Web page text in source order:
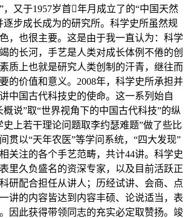
，又于1957岁首年月成立了的“中国天然
逐步成长成为的研究所。科学史所虽然规
，也很主要。这是由于我一直认为：科学
的长河，手艺是人类对成长体例不倦的创
质上也就是研究人类创制的汗青，继往而
的价值和意义。2008年，科学史所承担并
中国古代科技史的使命。这一系列始自
说”取“世界视角下的中国古代科技”的纵
史上若干理论问题取李约瑟难题”做了些比
贯以“天年农医”等学问系统，“四大发现”
关注的各个手艺范畴，共计44讲。科学史
里久负盛名的资深专家，以及目前活跃正
研配合担任从讲人；历经试讲、会商、点
讲的内容皆达到内容丰硕、论说适当，表
因此获得带领同志的充实必定取赞扬。竣